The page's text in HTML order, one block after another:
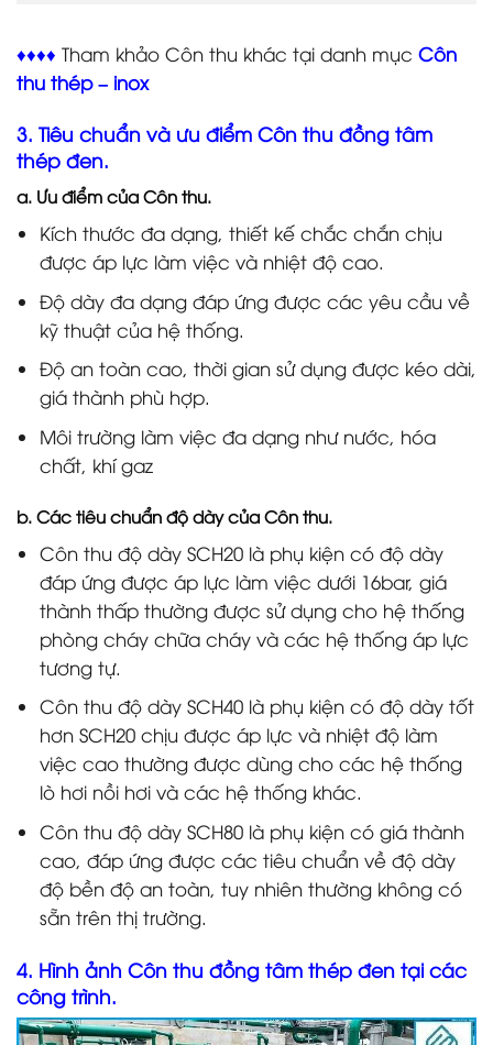
♦♦♦♦ Tham khảo Côn thu khác tại danh mục Côn
thu thép – inox
3. Tiêu chuẩn và ưu điểm Côn thu đồng tâm
thép đen.
a. Ưu điểm của Côn thu.
Kích thước đa dạng, thiết kế chắc chắn chịu
được áp lực làm việc và nhiệt độ cao.
Độ dày đa dạng đáp ứng được các yêu cầu về
kỹ thuật của hệ thống.
Độ an toàn cao, thời gian sử dụng được kéo dài,
giá thành phù hợp.
Môi trường làm việc đa dạng như nước, hóa
chất, khí gaz
b. Các tiêu chuẩn độ dày của Côn thu.
Côn thu độ dày SCH20 là phụ kiện có độ dày
đáp ứng được áp lực làm việc dưới 16bar, giá
thành thấp thường được sử dụng cho hệ thống
phòng cháy chữa cháy và các hệ thống áp lực
tương tự.
Côn thu độ dày SCH40 là phụ kiện có độ dày tốt
hơn SCH20 chịu được áp lực và nhiệt độ làm
việc cao thường được dùng cho các hệ thống
lò hơi nồi hơi và các hệ thống khác.
Côn thu độ dày SCH80 là phụ kiện có giá thành
cao, đáp ứng được các tiêu chuẩn về độ dày
độ bền độ an toàn, tuy nhiên thường không có
sẵn trên thị trường.
4. Hình ảnh Côn thu đồng tâm thép đen tại các
công trình.